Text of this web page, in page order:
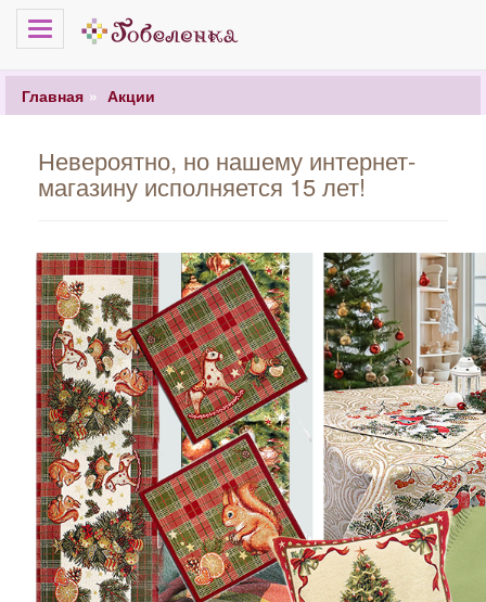
Меню
Главная Акции
Невероятно, но нашему интернет-
магазину исполняется 15 лет!